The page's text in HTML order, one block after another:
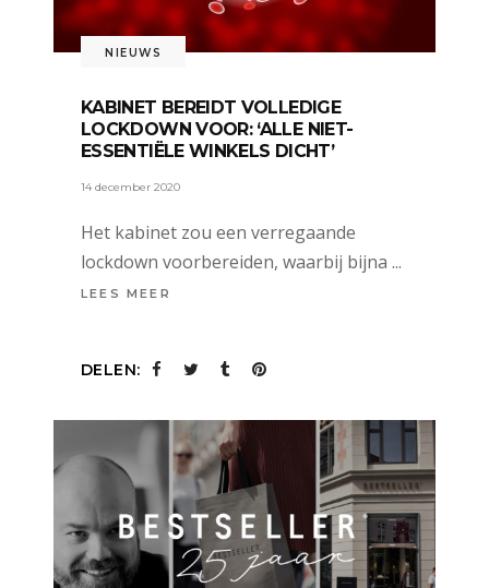
NIEUWS
KABINET BEREIDT VOLLEDIGE
LOCKDOWN VOOR: ‘ALLE NIET-
ESSENTIËLE WINKELS DICHT’
14 december 2020
Het kabinet zou een verregaande
lockdown voorbereiden, waarbij bijna
LEES MEER
DELEN: